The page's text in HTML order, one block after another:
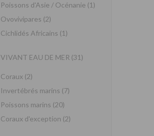
Poissons d'Asie / Océnanie (1)
Ovovivipares (2)
Cichlidés Africains (1)
VIVANT EAU DE MER (31)
Coraux (2)
Invertébrés marins (7)
Poissons marins (20)
Coraux d'exception (2)